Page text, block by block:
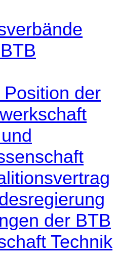
der
der BTB
Technik